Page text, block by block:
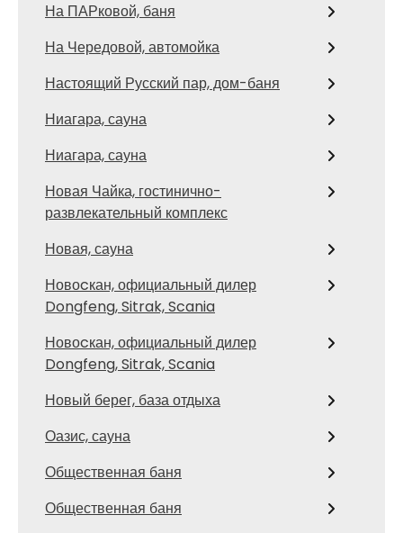
На ПАРковой, баня
На Чередовой, автомойка
Настоящий Русский пар, дом-баня
Ниагара, сауна
Ниагара, сауна
Новая Чайка, гостинично-
развлекательный комплекс
Новая, сауна
Новоcкан, официальный дилер
Dongfeng, Sitrak, Scania
Новоcкан, официальный дилер
Dongfeng, Sitrak, Scania
Новый берег, база отдыха
Оазис, сауна
Общественная баня
Общественная баня